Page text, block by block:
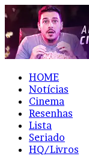
HOME
Notícias
Cinema
Resenhas
Lista
Seriado
HQ/Livros